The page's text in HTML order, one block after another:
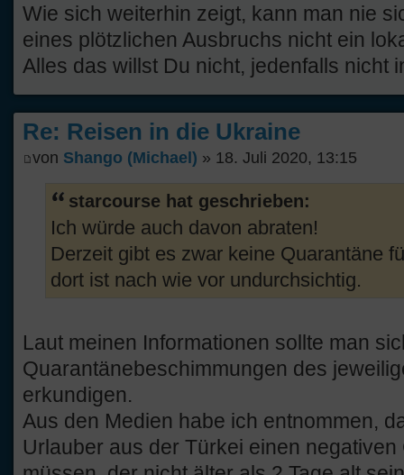
Wie sich weiterhin zeigt, kann man nie
eines plötzlichen Ausbruchs nicht ein
Alles das willst Du nicht, jedenfalls nicht
Re: Reisen in die Ukraine
von Shango (Michael) » 18. Juli 2020, 13:15
starcourse hat geschrieben:
Ich würde auch davon abraten!
Derzeit gibt es zwar keine Quarantäne
dort ist nach wie vor undurchsichtig.
Laut meinen Informationen sollte man
Quarantänebeschimmungen des
erkundigen.
Aus den Medien habe ich entnommen,
Urlauber aus der Türkei einen